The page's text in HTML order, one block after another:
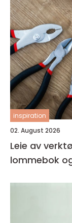
inspiration
02. August 2026
Leie av
lommebok